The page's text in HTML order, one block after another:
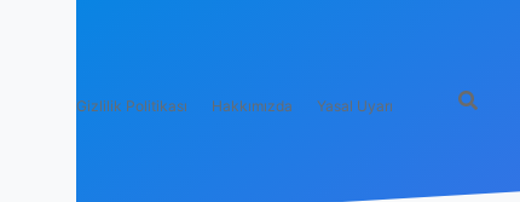
Gizlilik Politikası Hakkımızda Yasal Uyarı